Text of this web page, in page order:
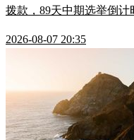
拨款，89天中期选举倒计
2026-08-07 20:35